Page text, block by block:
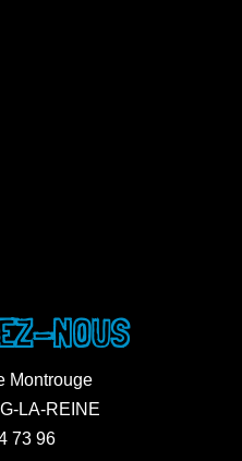
NOUS
Montrouge
LA-REINE
73 96